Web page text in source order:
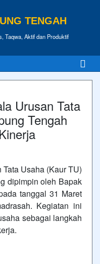
TENGAH
Taqwa, Aktif dan Produktif
Urusan Tata
Tengah
Usaha (Kaur TU)
dipimpin oleh Bapak
tanggal 31 Maret
Kegiatan ini
sebagai langkah